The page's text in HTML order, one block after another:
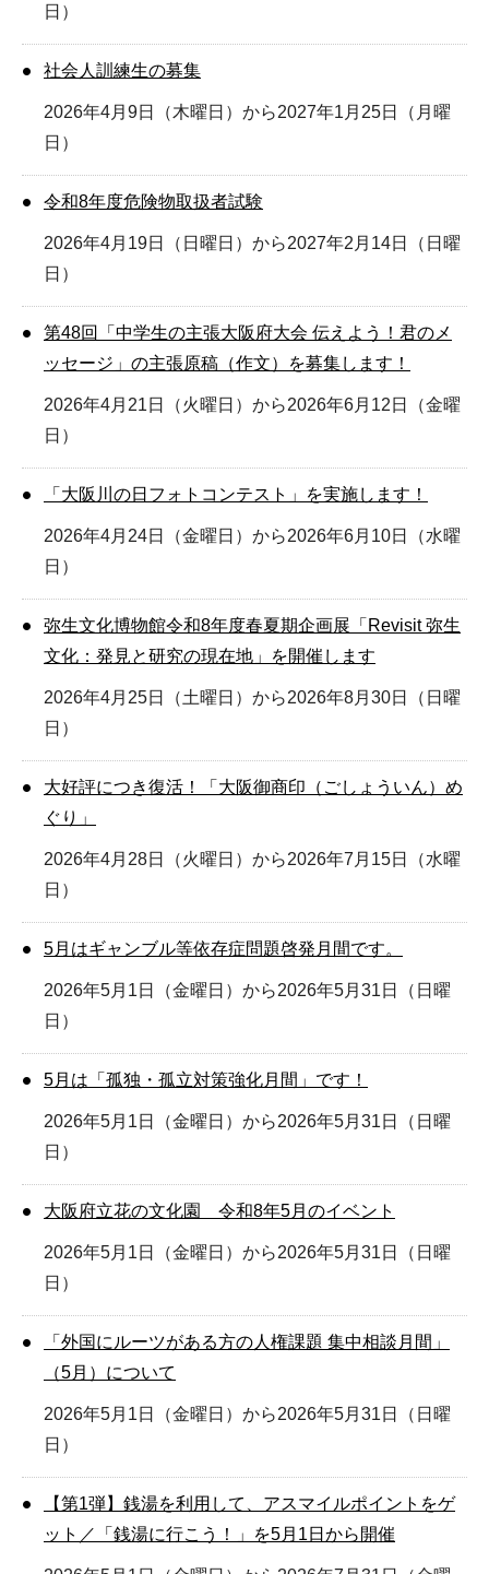
日）
社会人訓練生の募集
2026年4月9日（木曜日）から2027年1月25日（月曜
日）
令和8年度危険物取扱者試験
2026年4月19日（日曜日）から2027年2月14日（日曜
日）
第48回「中学生の主張大阪府大会 伝えよう！君のメ
ッセージ」の主張原稿（作文）を募集します！
2026年4月21日（火曜日）から2026年6月12日（金曜
日）
「大阪川の日フォトコンテスト」を実施します！
2026年4月24日（金曜日）から2026年6月10日（水曜
日）
弥生文化博物館令和8年度春夏期企画展「Revisit 弥生
文化：発見と研究の現在地」を開催します
2026年4月25日（土曜日）から2026年8月30日（日曜
日）
大好評につき復活！「大阪御商印（ごしょういん）め
ぐり」
2026年4月28日（火曜日）から2026年7月15日（水曜
日）
5月はギャンブル等依存症問題啓発月間です。
2026年5月1日（金曜日）から2026年5月31日（日曜
日）
5月は「孤独・孤立対策強化月間」です！
2026年5月1日（金曜日）から2026年5月31日（日曜
日）
大阪府立花の文化園 令和8年5月のイベント
2026年5月1日（金曜日）から2026年5月31日（日曜
日）
「外国にルーツがある方の人権課題 集中相談月間」
（5月）について
2026年5月1日（金曜日）から2026年5月31日（日曜
日）
【第1弾】銭湯を利用して、アスマイルポイントをゲ
ット／「銭湯に行こう！」を5月1日から開催